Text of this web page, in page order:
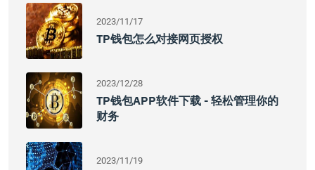
2023/11/17
TP钱包怎么对接网页授权
2023/12/28
TP钱包APP软件下载 - 轻松管理你的
财务
2023/11/19